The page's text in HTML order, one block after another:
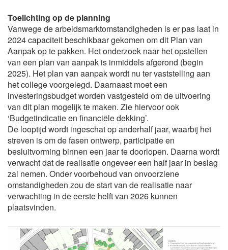
Toelichting op de planning
Vanwege de arbeidsmarktomstandigheden is er pas laat in
2024 capaciteit beschikbaar gekomen om dit Plan van
Aanpak op te pakken. Het onderzoek naar het opstellen
van een plan van aanpak is inmiddels afgerond (begin
2025). Het plan van aanpak wordt nu ter vaststelling aan
het college voorgelegd. Daarnaast moet een
investeringsbudget worden vastgesteld om de uitvoering
van dit plan mogelijk te maken. Zie hiervoor ook
‘Budgetindicatie en financiële dekking’.
De looptijd wordt ingeschat op anderhalf jaar, waarbij het
streven is om de fasen ontwerp, participatie en
besluitvorming binnen een jaar te doorlopen. Daarna wordt
verwacht dat de realisatie ongeveer een half jaar in beslag
zal nemen. Onder voorbehoud van onvoorziene
omstandigheden zou de start van de realisatie naar
verwachting in de eerste helft van 2026 kunnen
plaatsvinden.